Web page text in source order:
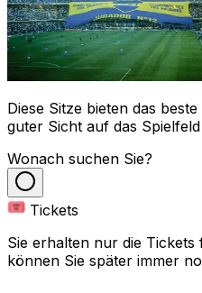
Diese Sitze bieten das
guter Sicht auf das
Wonach suchen Sie?
Tickets
Sie erhalten nur die Tickets
können Sie später immer